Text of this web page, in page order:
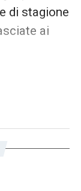
di stagione
ai
un’epoca
livello.
non li